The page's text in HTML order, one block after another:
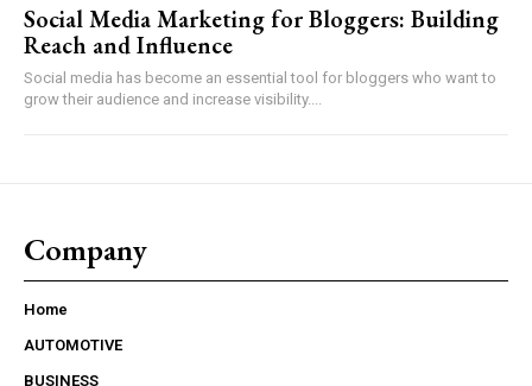
Social Media Marketing for Bloggers: Building
Reach and Influence
Social media has become an essential tool for bloggers who want to
grow their audience and increase visibility....
Company
Home
AUTOMOTIVE
BUSINESS